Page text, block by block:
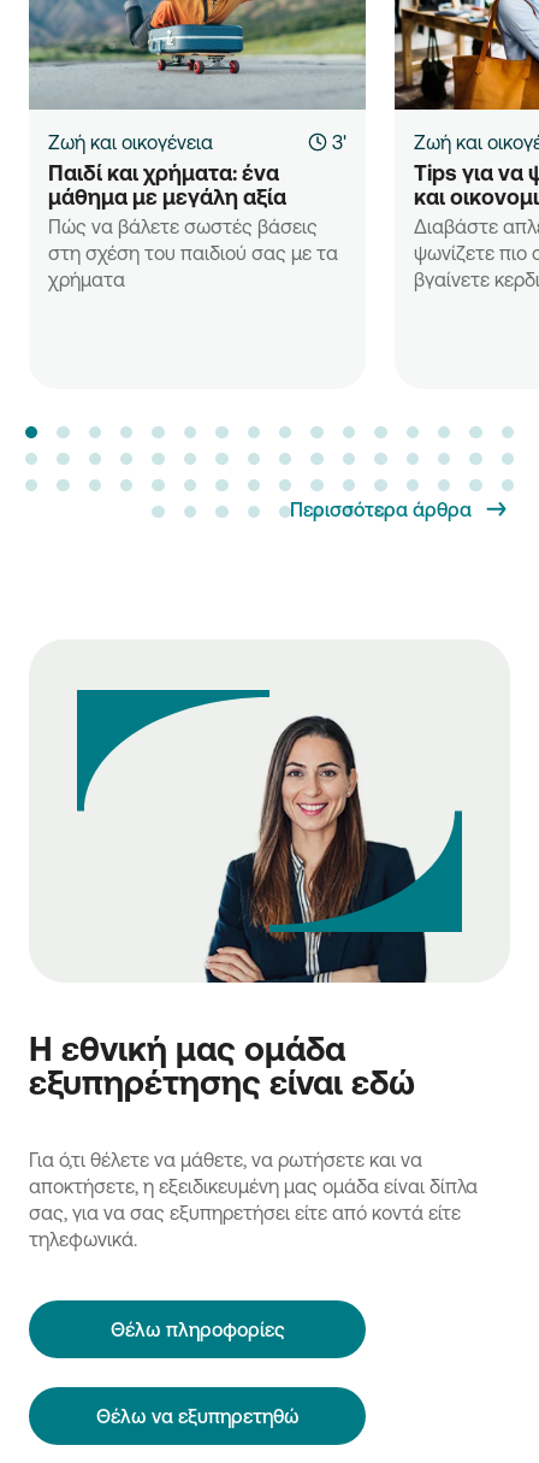
Ζωή και οικογένεια 3'
Παιδί και χρήματα: ένα
μάθημα με μεγάλη αξία
Πώς να βάλετε σωστές βάσεις
στη σχέση του παιδιού σας με τα
χρήματα
Ζωή και
Tips για να
και
Διαβάστε
ψωνίζετε πιο
βγαίνετε
Περισσότερα άρθρα
Η εθνική μας ομάδα
εξυπηρέτησης είναι εδώ
Για ό,τι θέλετε να μάθετε, να ρωτήσετε και να
αποκτήσετε, η εξειδικευμένη μας ομάδα είναι δίπλα
σας, για να σας εξυπηρετήσει είτε από κοντά είτε
τηλεφωνικά.
Θέλω πληροφορίες
Θέλω να εξυπηρετηθώ